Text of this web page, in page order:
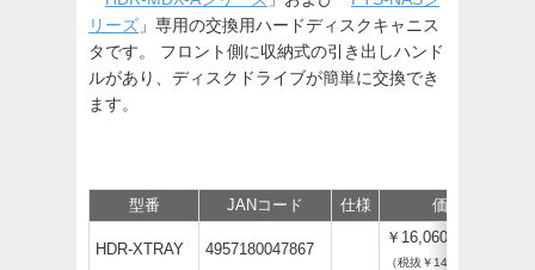
リーズ 」専用の交換用ハードディスクキャニス
タです。 フロント側に収納式の引き出しハンド
ルがあり、ディスクドライブが簡単に交換でき
ます。
型番 JANコード 仕様 価格
HDR-XTRAY 4957180047867
￥16,060
（税抜￥14,600）